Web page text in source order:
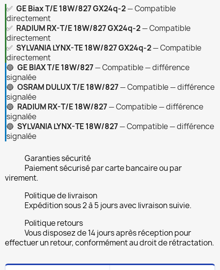
✅ GE Biax T/E 18W/827 GX24q-2— Compatible
directement
✅ RADIUM RX-T/E 18W/827 GX24q-2— Compatible
directement
✅ SYLVANIA LYNX-TE 18W/827 GX24q-2— Compatible
directement
🔵 GE BIAX T/E 18W/827— Compatible — différence
signalée
🔵 OSRAM DULUX T/E 18W/827— Compatible — différence
signalée
🔵 RADIUM RX-T/E 18W/827— Compatible — différence
signalée
🔵 SYLVANIA LYNX-TE 18W/827— Compatible — différence
signalée
Garanties sécurité
Paiement sécurisé par carte bancaire ou par
virement.
Politique de livraison
Expédition sous 2 à 5 jours avec livraison suivie.
Politique retours
Vous disposez de 14 jours après réception pour
effectuer un retour, conformément au droit de rétractation.